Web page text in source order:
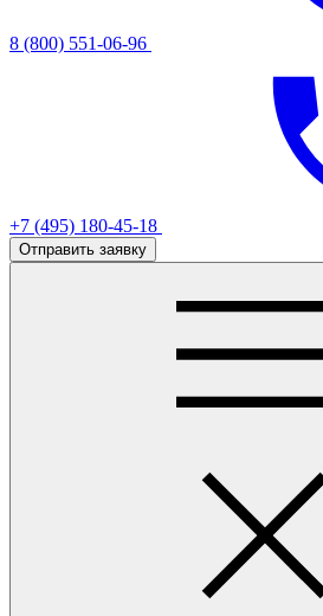
8 (800) 551-06-96
+7 (495) 180-45-18
Отправить заявку